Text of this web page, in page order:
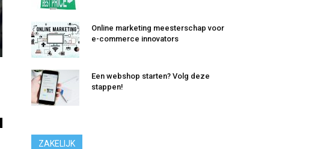
Online marketing meesterschap voor
e-commerce innovators
Een webshop starten? Volg deze
stappen!
ZAKELIJK